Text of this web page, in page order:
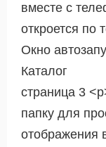
вместе с
откроется по
Окно
Каталог
страница 3
папку для
отображения